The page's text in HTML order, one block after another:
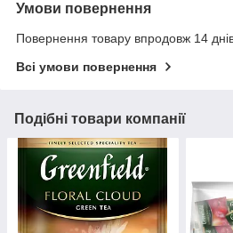
Умови повернення
Повернення товару впродовж 14
Всі умови повернення
Подібні товари компанії